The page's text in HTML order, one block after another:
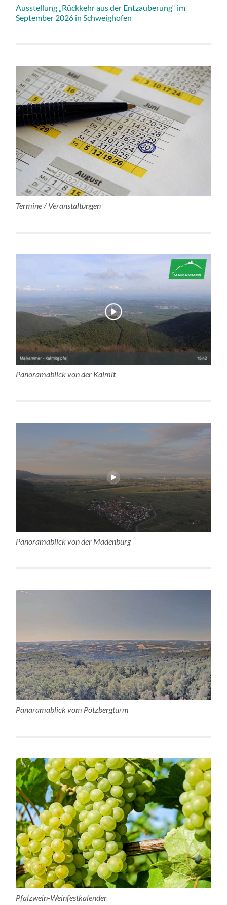
Ausstellung „Rückkehr aus der Entzauberung“ im
September 2026 in Schweighofen
Termine / Veranstaltungen
Panoramablick von der Kalmit
Panoramablick von der Madenburg
Panaramablick vom Potzbergturm
Pfalzwein-Weinfestkalender